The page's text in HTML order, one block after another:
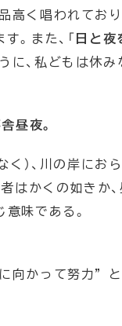
高く唱われてお
。また、「 日と
に、私どもは休
昼夜。
）、川の岸にお
はかくの如きか、
意味である。
向かって努力”